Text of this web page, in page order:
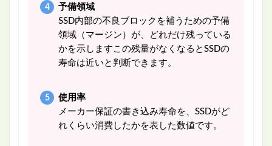
予備領域
SSD内部の不良ブロックを補うための予備
領域（マージン）が、どれだけ残っている
かを示しますこの残量がなくなるとSSDの
寿命は近いと判断できます。
使用率
メーカー保証の書き込み寿命を、SSDがど
れくらい消費したかを表した数値です。